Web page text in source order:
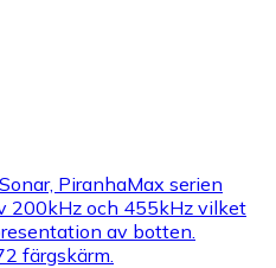
PiranhaMax serien
200kHz och 455kHz vilket
av botten.
färgskärm.